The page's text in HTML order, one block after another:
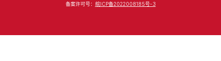
备案许可号： 皖ICP备2022008185号-3